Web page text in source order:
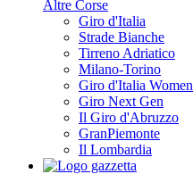
Altre Corse
Giro d'Italia
Strade Bianche
Tirreno Adriatico
Milano-Torino
Giro d'Italia Women
Giro Next Gen
Il Giro d'Abruzzo
GranPiemonte
Il Lombardia